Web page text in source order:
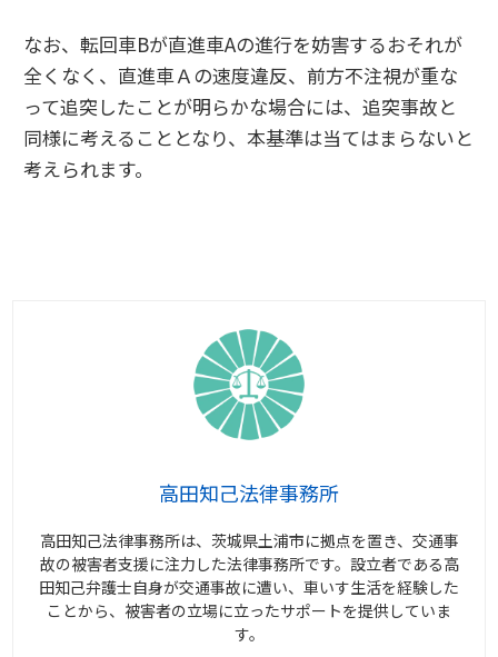
なお、転回車Bが直進車Aの進行を妨害するおそれが
全くなく、直進車Ａの速度違反、前方不注視が重な
って追突したことが明らかな場合には、追突事故と
同様に考えることとなり、本基準は当てはまらないと
考えられます。
高田知己法律事務所
高田知己法律事務所は、茨城県土浦市に拠点を置き、交通事
故の被害者支援に注力した法律事務所です。設立者である高
田知己弁護士自身が交通事故に遭い、車いす生活を経験した
ことから、被害者の立場に立ったサポートを提供していま
す。